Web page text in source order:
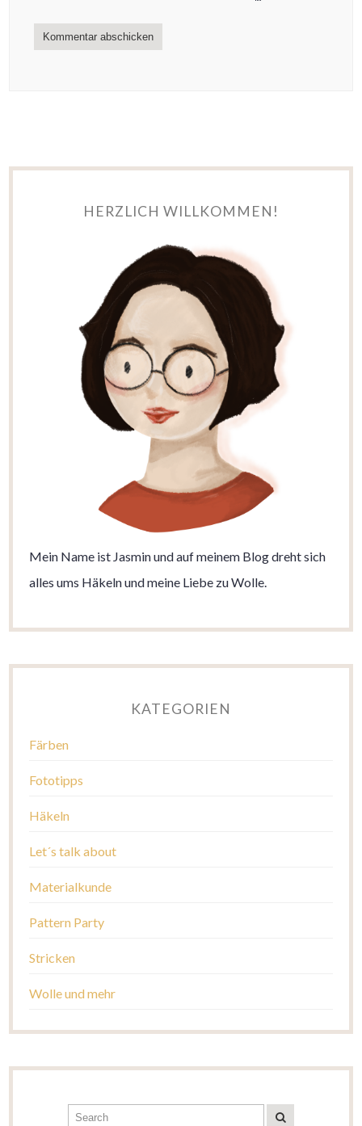
HERZLICH WILLKOMMEN!
Mein Name ist Jasmin und auf meinem Blog dreht sich
alles ums Häkeln und meine Liebe zu Wolle.
KATEGORIEN
Färben
Fototipps
Häkeln
Let´s talk about
Materialkunde
Pattern Party
Stricken
Wolle und mehr